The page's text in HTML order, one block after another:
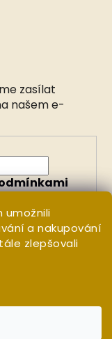
umožnili
a nakupování
zlepšovali
zasílat
našem e-